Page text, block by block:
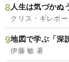
人生は気づかぬ
クリス・ギレボ
地図で学ぶ「深
伊藤 敏 著